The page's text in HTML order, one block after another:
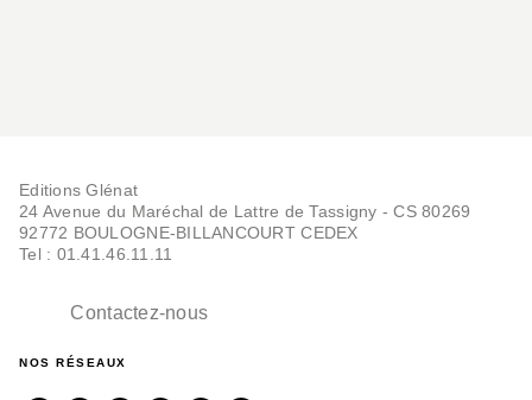
Editions Glénat
24 Avenue du Maréchal de Lattre de Tassigny - CS 80269
92772 BOULOGNE-BILLANCOURT CEDEX
Tel : 01.41.46.11.11
Contactez-nous
NOS RÉSEAUX